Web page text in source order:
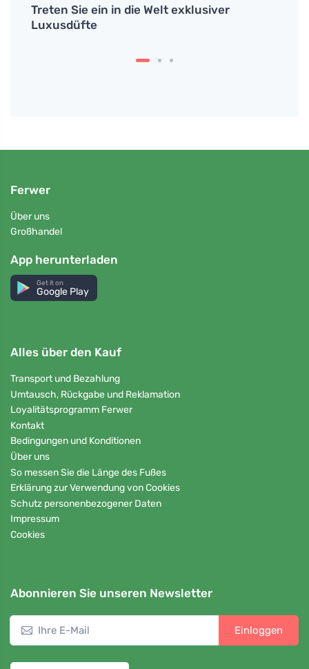
Treten Sie ein in die Welt exklusiver
Luxusdüfte
Ferwer
Über uns
Großhandel
App herunterladen
Get it on
Google Play
Alles über den Kauf
Transport und Bezahlung
Umtausch, Rückgabe und Reklamation
Loyalitätsprogramm Ferwer
Kontakt
Bedingungen und Konditionen
Über uns
So messen Sie die Länge des Fußes
Erklärung zur Verwendung von Cookies
Schutz personenbezogener Daten
Impressum
Cookies
Abonnieren Sie unseren Newsletter
Einloggen